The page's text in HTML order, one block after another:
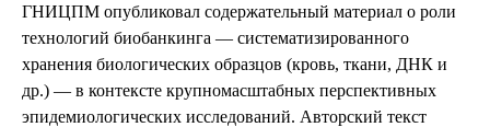
ГНИЦПМ опубликовал содержательный материал о роли
технологий биобанкинга — систематизированного
хранения биологических образцов (кровь, ткани, ДНК и
др.) — в контексте крупномасштабных перспективных
эпидемиологических исследований. Авторский текст